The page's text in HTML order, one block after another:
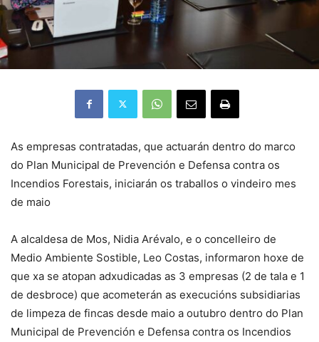
As empresas contratadas, que actuarán dentro do marco
do Plan Municipal de Prevención e Defensa contra os
Incendios Forestais, iniciarán os traballos o vindeiro mes
de maio
A alcaldesa de Mos, Nidia Arévalo, e o concelleiro de
Medio Ambiente Sostible, Leo Costas, informaron hoxe de
que xa se atopan adxudicadas as 3 empresas (2 de tala e 1
de desbroce) que acometerán as execucións subsidiarias
de limpeza de fincas desde maio a outubro dentro do Plan
Municipal de Prevención e Defensa contra os Incendios